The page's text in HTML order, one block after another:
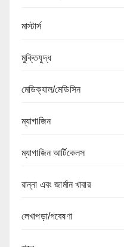
মাস্টার্স
মুক্তিযুদ্ধ
মেডিক্যাল/মেডিসিন
ম্যাগাজিন
ম্যাগাজিন আর্টিকেলস
রান্না এবং জার্মান খাবার
লেখাপড়া/গবেষণা